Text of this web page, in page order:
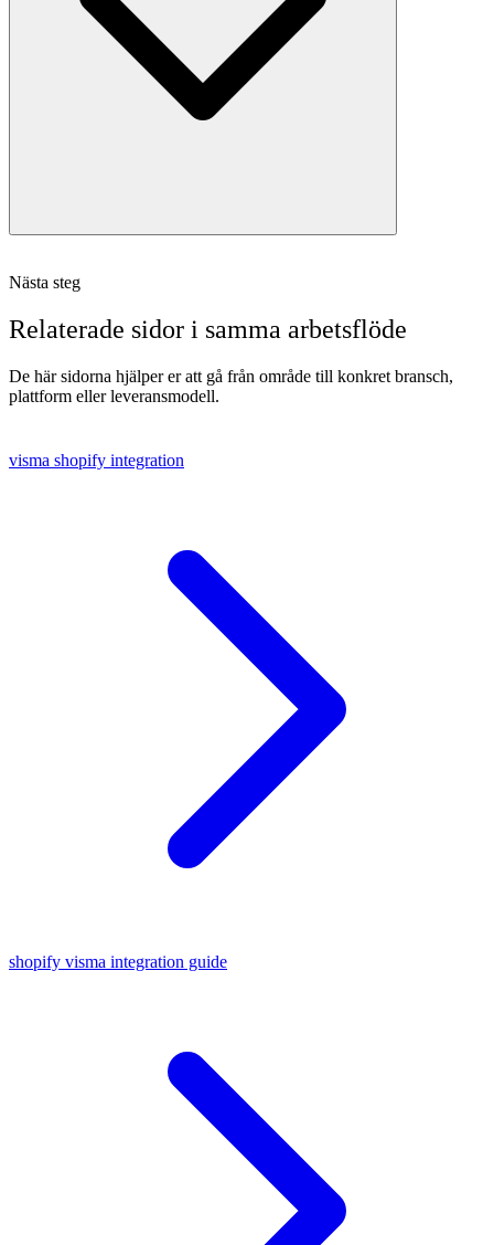
Nästa steg
Relaterade sidor i samma arbetsflöde
De här sidorna hjälper er att gå från område till konkret bransch,
plattform eller leveransmodell.
visma shopify integration
shopify visma integration guide